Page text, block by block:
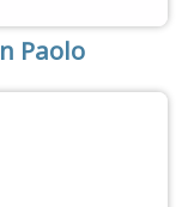
Paolo